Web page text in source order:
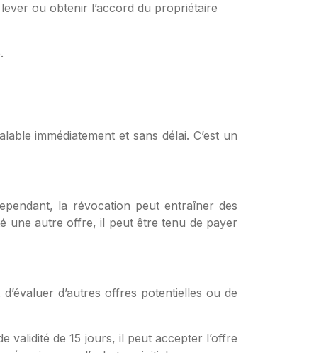
ou obtenir l’accord du propriétaire
immédiatement et sans délai. C’est un
la révocation peut entraîner des
une autre offre, il peut être tenu de payer
d’autres offres potentielles ou de
validité de 15 jours, il peut accepter l’offre